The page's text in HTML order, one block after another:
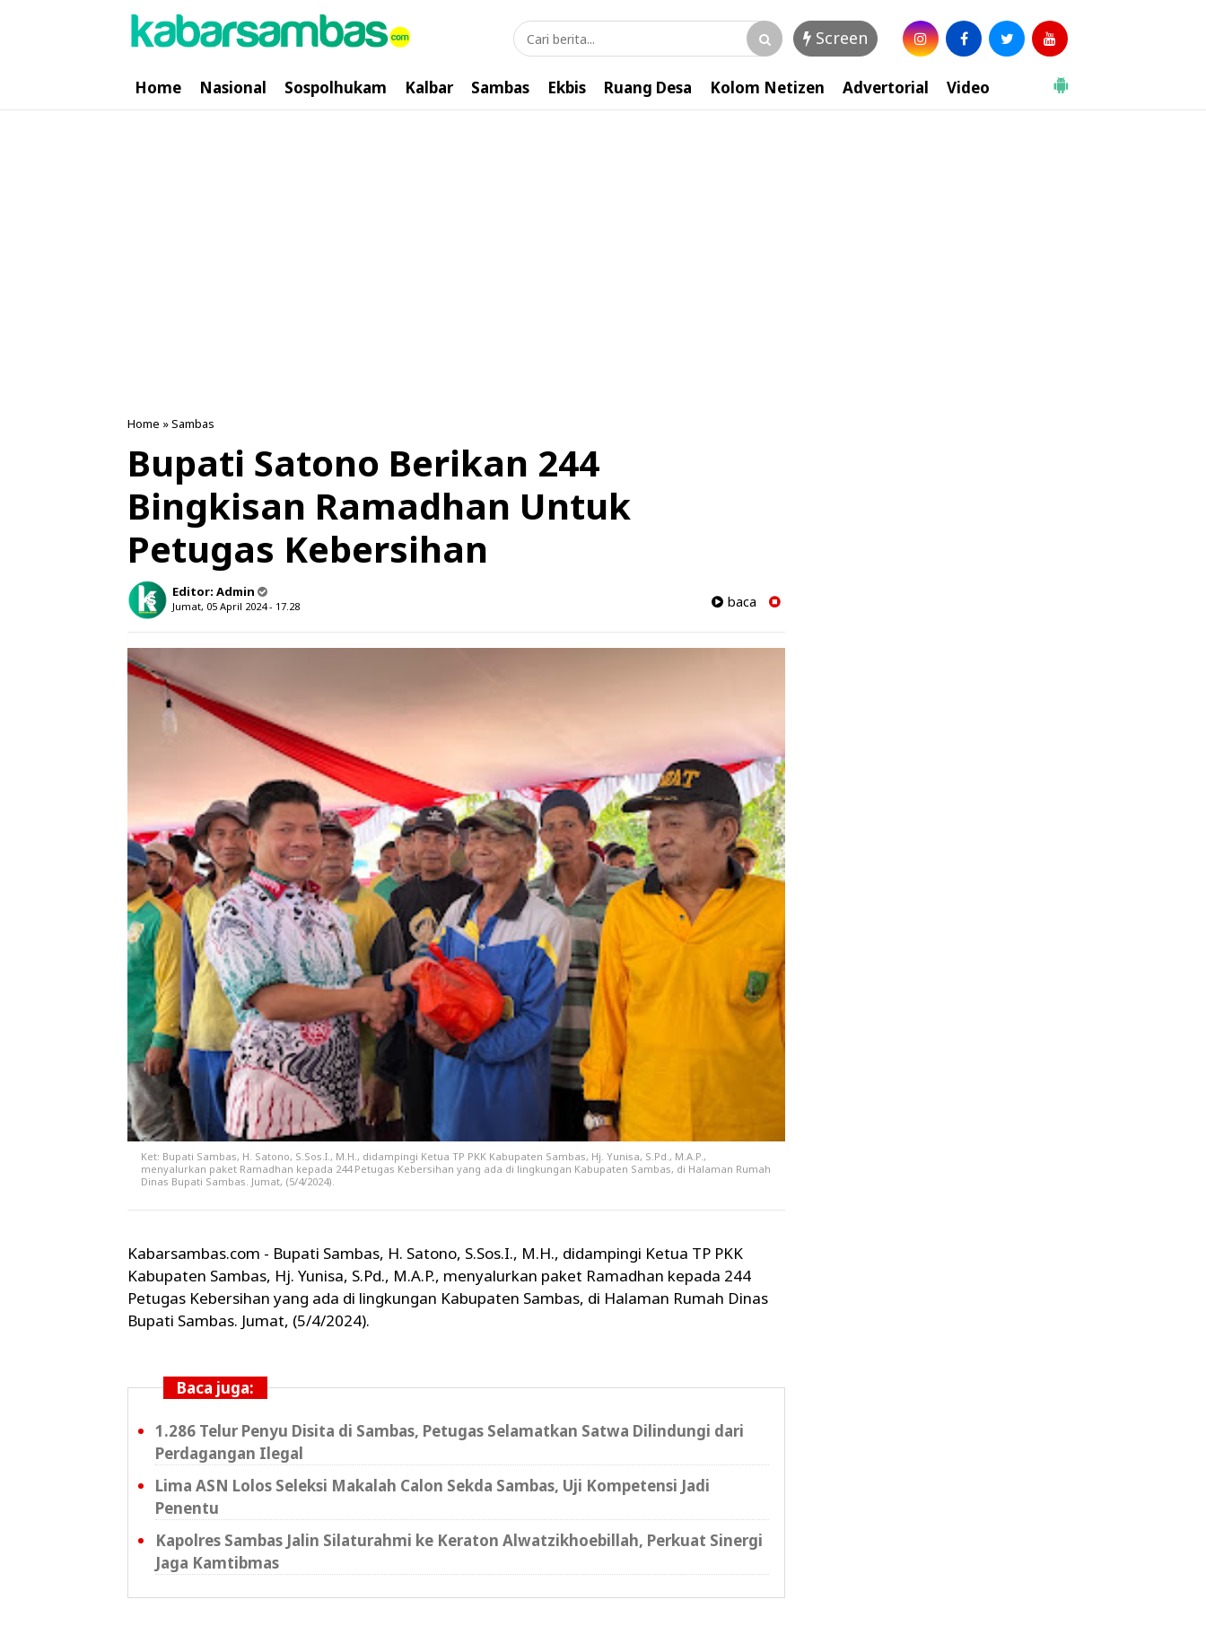
Screen
Home Nasional Sospolhukam Kalbar Sambas Ekbis Ruang Desa Kolom Netizen Advertorial Video
Home »Sambas
Bupati Satono Berikan 244
Bingkisan Ramadhan Untuk
Petugas Kebersihan
Editor: Admin
Jumat, 05 April 2024 - 17.28 baca
Ket: Bupati Sambas, H. Satono, S.Sos.I., M.H., didampingi Ketua TP PKK Kabupaten Sambas, Hj. Yunisa, S.Pd., M.A.P.,
menyalurkan paket Ramadhan kepada 244 Petugas Kebersihan yang ada di lingkungan Kabupaten Sambas, di Halaman Rumah
Dinas Bupati Sambas. Jumat, (5/4/2024).
Kabarsambas.com - Bupati Sambas, H. Satono, S.Sos.I., M.H., didampingi Ketua TP PKK
Kabupaten Sambas, Hj. Yunisa, S.Pd., M.A.P., menyalurkan paket Ramadhan kepada 244
Petugas Kebersihan yang ada di lingkungan Kabupaten Sambas, di Halaman Rumah Dinas
Bupati Sambas. Jumat, (5/4/2024).
Baca juga:
1.286 Telur Penyu Disita di Sambas, Petugas Selamatkan Satwa Dilindungi dari
Perdagangan Ilegal
Lima ASN Lolos Seleksi Makalah Calon Sekda Sambas, Uji Kompetensi Jadi
Penentu
Kapolres Sambas Jalin Silaturahmi ke Keraton Alwatzikhoebillah, Perkuat Sinergi
Jaga Kamtibmas